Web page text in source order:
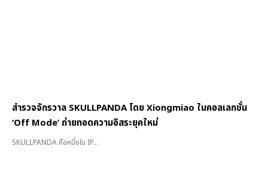
สำรวจจักรวาล SKULLPANDA โดย Xiongmiao ในคอลเลกชั่น
‘Off Mode’ ถ่ายทอดความอิสระยุคใหม่
SKULLPANDA คือหนึ่งใน IP...